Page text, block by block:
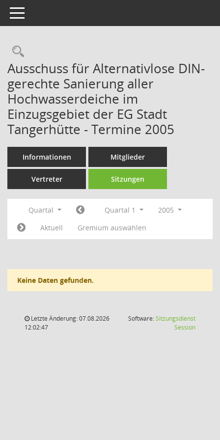
Toggle navigation
Rechercheauswahl
Ausschuss für Alternativlose DIN-
gerechte Sanierung aller
Hochwasserdeiche im
Einzugsgebiet der EG Stadt
Tangerhütte - Termine 2005
Informationen Mitglieder
Vertreter Sitzungen
Quartal Quartal 1
2005
Aktuell
Gremium auswählen
Keine Daten gefunden.
Letzte Änderung: 07.08.2026
12:02:47
Software:Sitzungsdienst
Session(Wird in